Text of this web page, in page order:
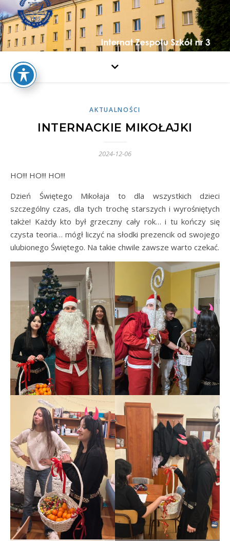
AKTUALNOŚCI
INTERNACKIE MIKOŁAJKI
2024-12-06
HO!!! HO!!! HO!!!
Dzień Świętego Mikołaja to dla wszystkich dzieci
szczególny czas, dla tych trochę starszych i wyrośniętych
także! Każdy kto był grzeczny cały rok… i tu kończy się
czysta teoria… mógł liczyć na słodki prezencik od swojego
ulubionego Świętego. Na takie chwile zawsze warto czekać.